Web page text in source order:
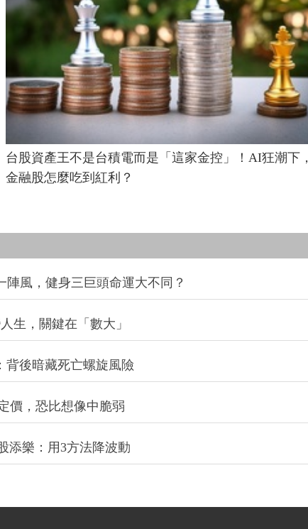
台股資產王不是台積電而是「這家金控」！AI狂潮下，
金融股怎麼吃到紅利？
風，健身三巨頭命運大不同？
生，關鍵在「數大」
背後暗藏死亡螺旋風險
價，恐比想像中脆弱
添樂：用3方法降波動